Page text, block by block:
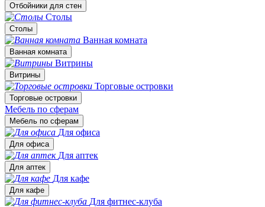
Отбойники для стен
Столы
Столы
Ванная комната
Ванная комната
Витрины
Витрины
Торговые островки
Торговые островки
Мебель по сферам
Мебель по сферам
Для офиса
Для офиса
Для аптек
Для аптек
Для кафе
Для кафе
Для фитнес-клуба